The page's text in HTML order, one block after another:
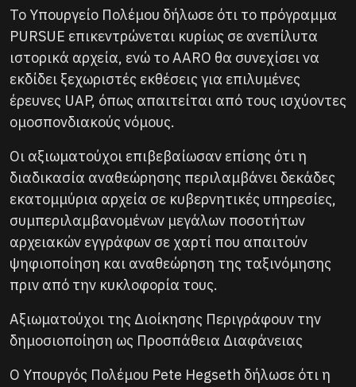
Το Υπουργείο Πολέμου δήλωσε ότι το πρόγραμμα
PURSUE επικεντρώνεται κυρίως σε ανεπίλυτα
ιστορικά αρχεία, ενώ το AARO θα συνεχίσει να
εκδίδει ξεχωριστές εκθέσεις για επιλυμένες
έρευνες UAP, όπως απαιτείται από τους ισχύοντες
ομοσπονδιακούς νόμους.
Οι αξιωματούχοι επιβεβαίωσαν επίσης ότι η
διαδικασία αναθεώρησης περιλαμβάνει δεκάδες
εκατομμύρια αρχεία σε κυβερνητικές υπηρεσίες,
συμπεριλαμβανομένων μεγάλων ποσοτήτων
αρχειακών εγγράφων σε χαρτί που απαιτούν
ψηφιοποίηση και αναθεώρηση της ταξινόμησης
πριν από την κυκλοφορία τους.
Αξιωματούχοι της Διοίκησης Περιγράφουν την
δημοσιοποίηση ως Προσπάθεια Διαφάνειας
Ο Υπουργός Πολέμου Pete Hegseth δήλωσε ότι η